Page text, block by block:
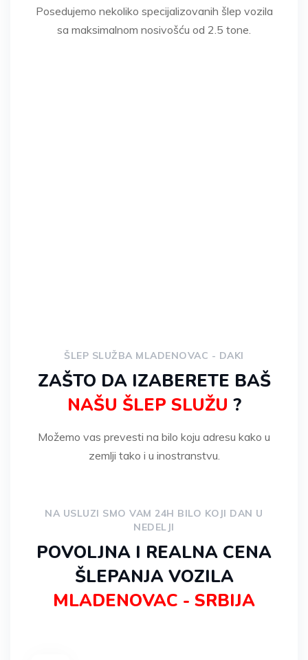
Posedujemo nekoliko specijalizovanih šlep vozila
sa maksimalnom nosivošću od 2.5 tone.
ŠLEP SLUŽBA MLADENOVAC - DAKI
ZAŠTO DA IZABERETE BAŠ
NAŠU ŠLEP SLUŽU ?
Možemo vas prevesti na bilo koju adresu kako u
zemlji tako i u inostranstvu.
NA USLUZI SMO VAM 24H BILO KOJI DAN U
NEDELJI
POVOLJNA I REALNA CENA
ŠLEPANJA VOZILA
MLADENOVAC - SRBIJA